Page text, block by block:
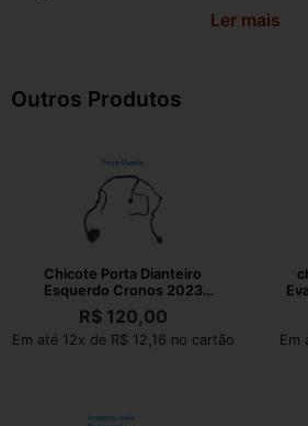
Ler mais
Outros Produtos
Chicote Porta Dianteiro
Esquerdo Cronos 2023
52168625
R$120,00
Em até 12x de R$ 12,16 no cartão
Em